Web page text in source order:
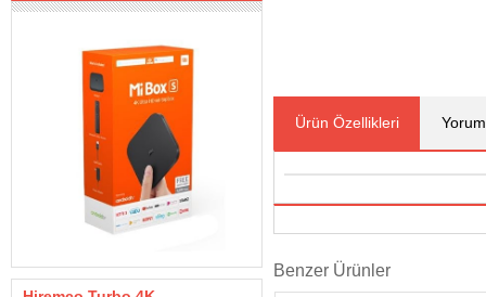
Ürün Özellikleri
Benzer Ürünler